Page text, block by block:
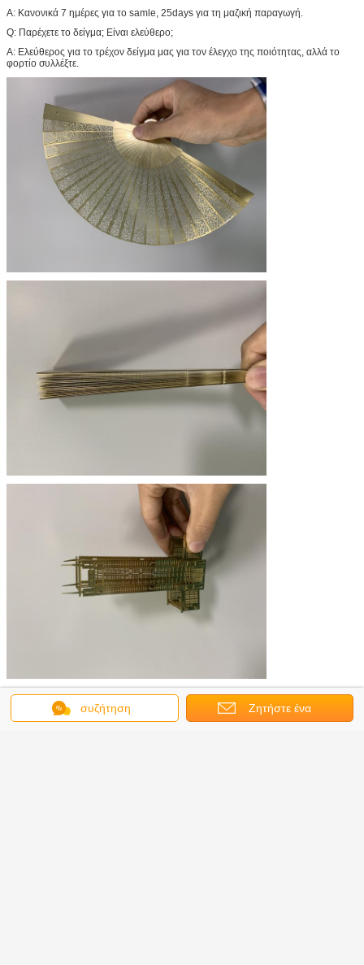
Α: Κανονικά 7 ημέρες για το samle, 25days για τη μαζική παραγωγή.
Q: Παρέχετε το δείγμα; Είναι ελεύθερο;
Α: Ελεύθερος για το τρέχον δείγμα μας για τον έλεγχο της ποιότητας, αλλά το
φορτίο συλλέξτε.
Ετικέττες:μέταλλο που διπλώνει τον ανεμιστήρα χεριών,
ανεμιστήρας χεριών μετάλλων
συζήτηση Ζητήστε ένα